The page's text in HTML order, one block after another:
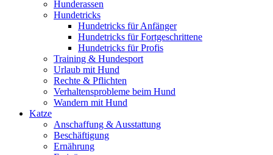
Hunderassen
Hundetricks
Hundetricks für Anfänger
Hundetricks für Fortgeschrittene
Hundetricks für Profis
Training & Hundesport
Urlaub mit Hund
Rechte & Pflichten
Verhaltensprobleme beim Hund
Wandern mit Hund
Katze
Anschaffung & Ausstattung
Beschäftigung
Ernährung